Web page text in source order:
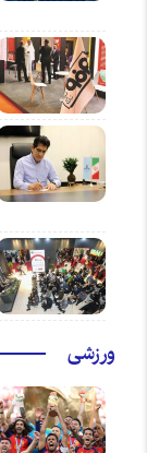
ورزشی